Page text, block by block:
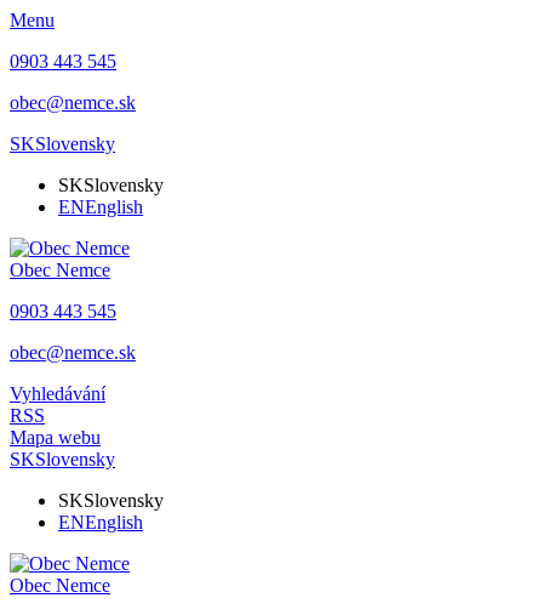
Menu
0903 443 545
obec@nemce.sk
SKSlovensky
SKSlovensky
ENEnglish
Obec Nemce
0903 443 545
obec@nemce.sk
Vyhledávání
RSS
Mapa webu
SKSlovensky
SKSlovensky
ENEnglish
Obec Nemce